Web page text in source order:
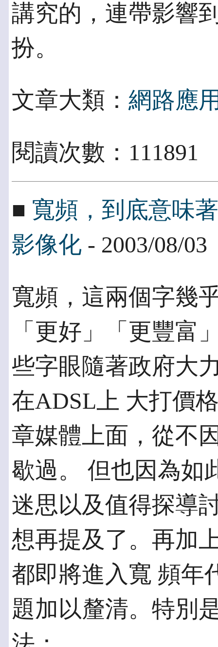
講究的，連帶影響
扮。
文章大類： 網路應
閱讀次數：
■ 寬頻，到底意味
影像化 - 2003/08/03
寬頻，這兩個字幾
「更好」「更豐富
些字眼隨著政府大
在ADSL上 大打價
章媒體上面，從不
歇過。 但也因為如
迷思以及值得探導
想再提及了。再加
都即將進入寬 頻年
題加以釐清。特別